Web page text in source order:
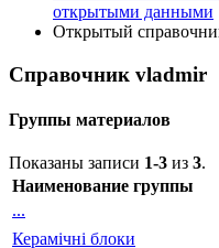
открытыми данными
Открытый
Справочник vladmir
Группы материалов
Показаны записи 1-3 из 3.
Наименование группы
...
Керамічні блоки